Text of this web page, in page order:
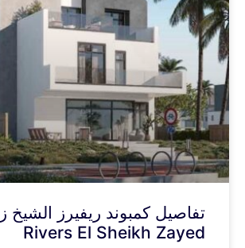
تفاصيل كمبوند ريفيرز الشيخ
Rivers El Sheikh Zayed